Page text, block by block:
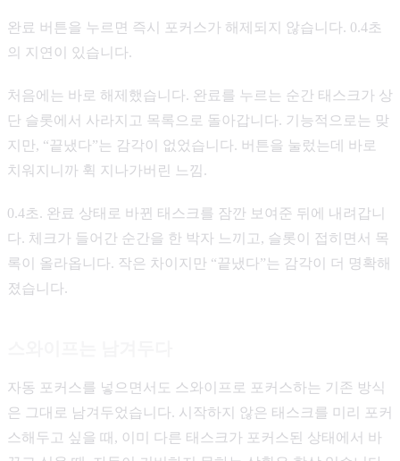
완료 버튼을 누르면 즉시 포커스가 해제되지 않습니다. 0.4초
의 지연이 있습니다.
처음에는 바로 해제했습니다. 완료를 누르는 순간 태스크가 상
단 슬롯에서 사라지고 목록으로 돌아갑니다. 기능적으로는 맞
지만, “끝냈다”는 감각이 없었습니다. 버튼을 눌렀는데 바로
치워지니까 휙 지나가버린 느낌.
0.4초. 완료 상태로 바뀐 태스크를 잠깐 보여준 뒤에 내려갑니
다. 체크가 들어간 순간을 한 박자 느끼고, 슬롯이 접히면서 목
록이 올라옵니다. 작은 차이지만 “끝냈다”는 감각이 더 명확해
졌습니다.
자동 포커스를 넣으면서도 스와이프로 포커스하는 기존 방식
은 그대로 남겨두었습니다. 시작하지 않은 태스크를 미리 포커
스해두고 싶을 때, 이미 다른 태스크가 포커스된 상태에서 바